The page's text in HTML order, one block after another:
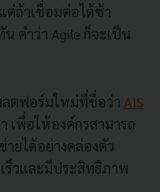
ถ้าเชื่อมต่อได้ช้า
คำว่า Agile ก็จะเป็น
ลตฟอร์มใหม่ที่ชื่อว่า AIS
เพื่อให้องค์กรสามารถ
ยได้อย่างคล่องตัว
ร็วและมีประสิทธิภาพ